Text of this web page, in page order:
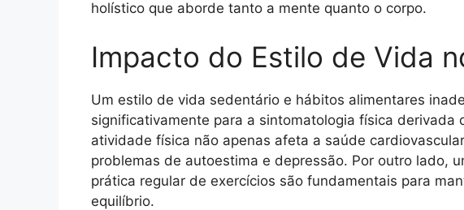
holístico que aborde tanto a mente quanto o corpo.
Impacto do Estilo de Vida
Um estilo de vida sedentário e hábitos alimentares
significativamente para a sintomatologia física derivada
atividade física não apenas afeta a saúde
problemas de autoestima e depressão. Por outro lado,
prática regular de exercícios são fundamentais para
equilíbrio.